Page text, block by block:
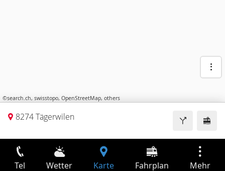
©search.ch, swisstopo, OpenStreetMap, others
8274 Tägerwilen
Tel Wetter Karte Fahrplan Mehr